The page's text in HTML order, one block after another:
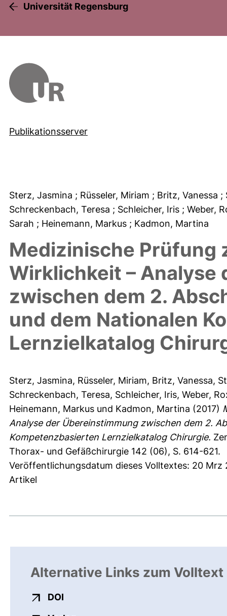
Universität Regensburg
Publikationsserver
Sterz, Jasmina ; Rüsseler, Miriam ; Britz, Vanessa ;
Schreckenbach, Teresa ; Schleicher, Iris ; Weber,
Sarah ; Heinemann, Markus ; Kadmon, Martina
Medizinische Prüfung
Wirklichkeit – Analyse
zwischen dem 2.
und dem Nationalen
Lernzielkatalog
Sterz, Jasmina, Rüsseler, Miriam, Britz, Vanessa,
Schreckenbach, Teresa, Schleicher, Iris, Weber,
Heinemann, Markus und Kadmon, Martina (2017)
Analyse der Übereinstimmung zwischen dem 2.
Kompetenzbasierten Lernzielkatalog Chirurgie.
Thorax- und Gefäßchirurgie 142 (06), S. 614-621.
Veröffentlichungsdatum dieses Volltextes: 20 Mrz
Artikel
Alternative Links zum Volltext
DOI